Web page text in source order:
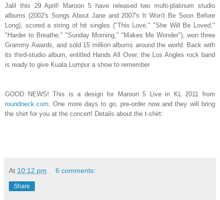
Jalil this 29 April! Maroon 5 have released two multi-platinum studio
albums (2002's Songs About Jane and 2007's It Won't Be Soon Before
Long), scored a string of hit singles ("This Love," "She Will Be Loved,"
"Harder to Breathe," "Sunday Morning," "Makes Me Wonder"), won three
Grammy Awards, and sold 15 million albums around the world. Back with
its third-studio album, entitled Hands All Over, the Los Angles rock band
is ready to give Kuala Lumpur a show to remember.
GOOD NEWS! This is a design for Maroon 5 Live in KL 2011 from
roundneck.com . One more days to go, pre-order now and they will bring
the shirt for you at the concert! Details about the t-shirt:
At 10:12 pm 6 comments:
Share